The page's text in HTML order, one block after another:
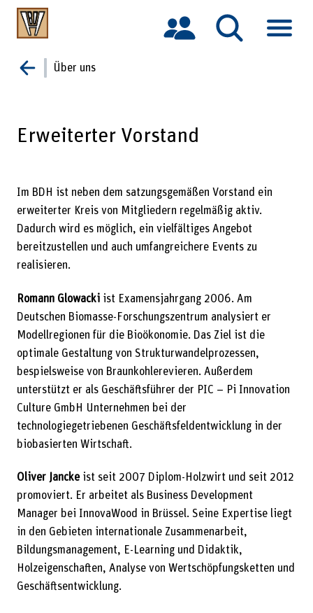
Zurück
Über uns
Erweiterter Vorstand
Im BDH ist neben dem satzungsgemäßen Vorstand ein
erweiterter Kreis von Mitgliedern regelmäßig aktiv.
Dadurch wird es möglich, ein vielfältiges Angebot
bereitzustellen und auch umfangreichere Events zu
realisieren.
Romann Glowackiist Examensjahrgang 2006. Am
Deutschen Biomasse-Forschungszentrum analysiert er
Modellregionen für die Bioökonomie. Das Ziel ist die
optimale Gestaltung von Strukturwandelprozessen,
bespielsweise von Braunkohlerevieren. Außerdem
unterstützt er als Geschäftsführer der PIC – Pi Innovation
Culture GmbH Unternehmen bei der
technologiegetriebenen Geschäftsfeldentwicklung in der
biobasierten Wirtschaft.
Oliver Janckeist seit 2007 Diplom-Holzwirt und seit 2012
promoviert. Er arbeitet als Business Development
Manager bei InnovaWood in Brüssel. Seine Expertise liegt
in den Gebieten internationale Zusammenarbeit,
Bildungsmanagement, E-Learning und Didaktik,
Holzeigenschaften, Analyse von Wertschöpfungsketten und
Geschäftsentwicklung.